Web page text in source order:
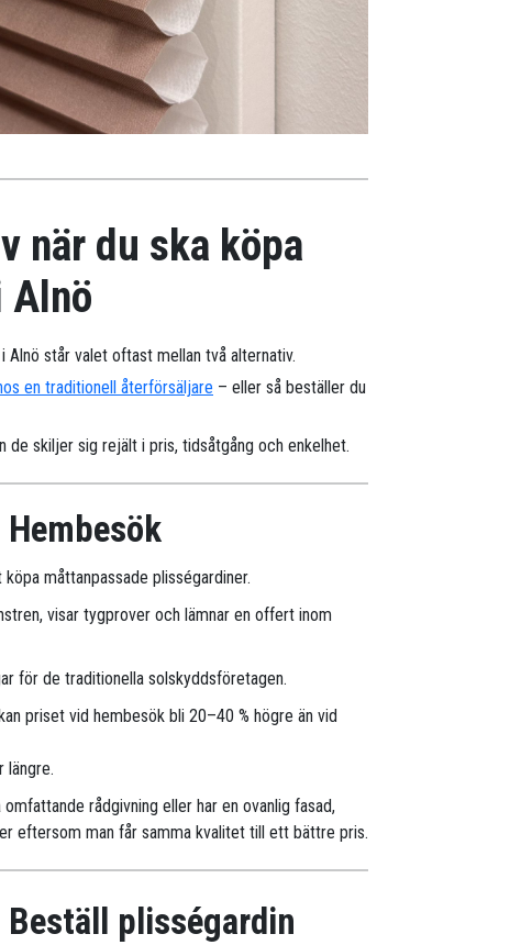
när du ska köpa
Alnö
Alnö står valet oftast mellan två alternativ.
en traditionell återförsäljare – eller så beställer du
de skiljer sig rejält i pris, tidsåtgång och enkelhet.
måttanpassade plisségardiner.
visar tygprover och lämnar en offert inom
för de traditionella solskyddsföretagen.
priset vid hembesök bli 20–40 % högre än vid
längre.
rådgivning eller har en ovanlig fasad,
eftersom man får samma kvalitet till ett bättre pris.
plisségardin